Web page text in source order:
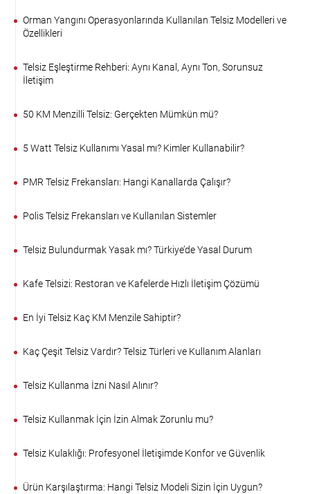
Orman Yangını Operasyonlarında Kullanılan Telsiz Modelleri ve
Özellikleri
Telsiz Eşleştirme Rehberi: Aynı Kanal, Aynı Ton, Sorunsuz
İletişim
50 KM Menzilli Telsiz: Gerçekten Mümkün mü?
5 Watt Telsiz Kullanımı Yasal mı? Kimler Kullanabilir?
PMR Telsiz Frekansları: Hangi Kanallarda Çalışır?
Polis Telsiz Frekansları ve Kullanılan Sistemler
Telsiz Bulundurmak Yasak mı? Türkiye’de Yasal Durum
Kafe Telsizi: Restoran ve Kafelerde Hızlı İletişim Çözümü
En İyi Telsiz Kaç KM Menzile Sahiptir?
Kaç Çeşit Telsiz Vardır? Telsiz Türleri ve Kullanım Alanları
Telsiz Kullanma İzni Nasıl Alınır?
Telsiz Kullanmak İçin İzin Almak Zorunlu mu?
Telsiz Kulaklığı: Profesyonel İletişimde Konfor ve Güvenlik
Ürün Karşılaştırma: Hangi Telsiz Modeli Sizin İçin Uygun?